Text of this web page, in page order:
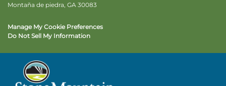
Montaña de piedra, GA 30083
Manage My Cookie Preferences
Do Not Sell My Information